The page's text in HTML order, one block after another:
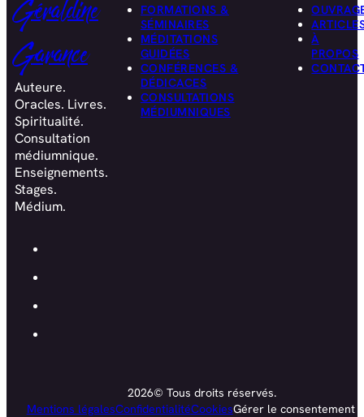
Géraldine
Garance
Auteure.
Oracles. Livres.
Spiritualité.
Consultation
médiumnique.
Enseignements.
Stages.
Médium.
FORMATIONS &
SÉMINAIRES
MÉDITATIONS
GUIDÉES
CONFÉRENCES &
DÉDICACES
CONSULTATIONS
MÉDIUMNIQUES
À
PROPOS
2026© Tous droits réservés.
Mentions légalesConfidentialitéCookiesGérer le consentement